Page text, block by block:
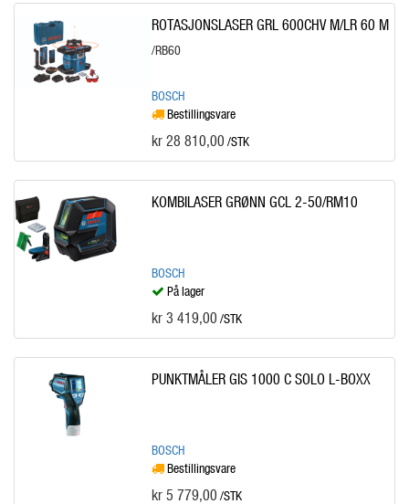
ROTASJONSLASER GRL 600CHV M/LR 60 M
/RB60
BOSCH
Bestillingsvare
kr 28 810,00 /STK
KOMBILASER GRØNN GCL 2-50/RM10
BOSCH
På lager
kr 3 419,00 /STK
PUNKTMÅLER GIS 1000 C SOLO L-BOXX
BOSCH
Bestillingsvare
kr 5 779,00 /STK